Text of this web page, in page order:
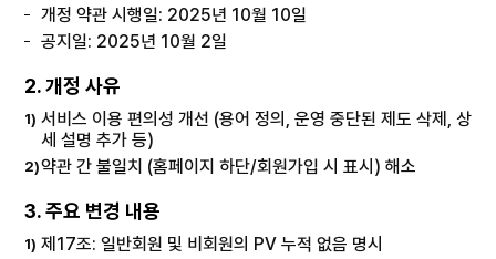
개정 약관 시행일: 2025년 10월 10일
공지일: 2025년 10월 2일
2. 개정 사유
1) 서비스 이용 편의성 개선 (용어 정의, 운영 중단된 제도 삭제, 상
세 설명 추가 등)
2)약관 간 불일치 (홈페이지 하단/회원가입 시 표시) 해소
3. 주요 변경 내용
1) 제17조: 일반회원 및 비회원의 PV 누적 없음 명시